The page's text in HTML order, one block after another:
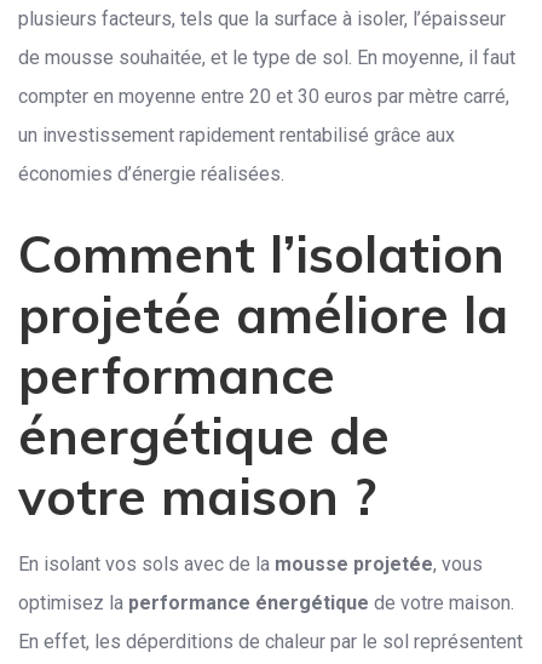
plusieurs facteurs, tels que la surface à isoler, l’épaisseur
de mousse souhaitée, et le type de sol. En moyenne, il faut
compter en moyenne entre 20 et 30 euros par mètre carré,
un investissement rapidement rentabilisé grâce aux
économies d’énergie réalisées.
Comment l’isolation
projetée améliore la
performance
énergétique de
votre maison ?
En isolant vos sols avec de la mousse projetée, vous
optimisez la performance énergétique de votre maison.
En effet, les déperditions de chaleur par le sol représentent